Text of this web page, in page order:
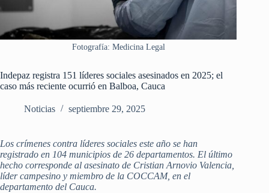
Fotografía: Medicina Legal
Indepaz registra 151 líderes sociales asesinados en 2025; el
caso más reciente ocurrió en Balboa, Cauca
Noticias septiembre 29, 2025
Los crímenes contra líderes sociales este año se han
registrado en 104 municipios de 26 departamentos. El último
hecho corresponde al asesinato de Cristian Arnovio Valencia,
líder campesino y miembro de la COCCAM, en el
departamento del Cauca.